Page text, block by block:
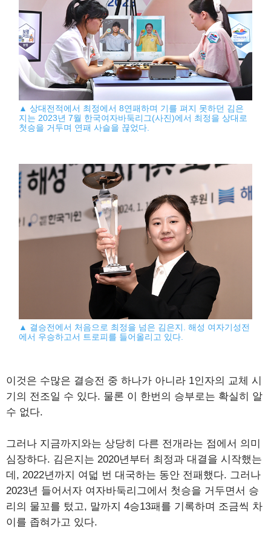
▲ 상대전적에서 최정에서 8연패하며 기를 펴지 못하던 김은
지는 2023년 7월 한국여자바둑리그(사진)에서 최정을 상대로
첫승을 거두며 연패 사슬을 끊었다.
▲ 결승전에서 처음으로 최정을 넘은 김은지. 해성 여자기성전
에서 우승하고서 트로피를 들어올리고 있다.
이것은 수많은 결승전 중 하나가 아니라 1인자의 교체 시
기의 전조일 수 있다. 물론 이 한번의 승부로는 확실히 알
수 없다.
그러나 지금까지와는 상당히 다른 전개라는 점에서 의미
심장하다. 김은지는 2020년부터 최정과 대결을 시작했는
데, 2022년까지 여덟 번 대국하는 동안 전패했다. 그러나
2023년 들어서자 여자바둑리그에서 첫승을 거두면서 승
리의 물꼬를 텄고, 말까지 4승13패를 기록하며 조금씩 차
이를 좁혀가고 있다.